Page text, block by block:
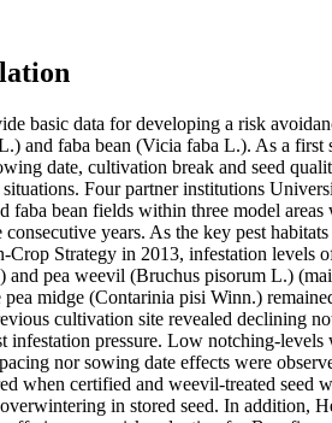
basic data for developing a risk
and faba bean (Vicia faba L.). As a
date, cultivation break and seed
Four partner institutions
faba bean fields within three model
years. As the key pest
Crop Strategy in 2013, infestation levels
and pea weevil (Bruchus pisorum L.)
pea midge (Contarinia pisi Winn.)
cultivation site revealed declining
infestation pressure. Low notching-
nor sowing date effects were
when certified and weevil-treated seed
in stored seed. In addition,